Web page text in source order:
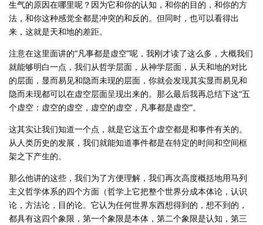
生气的原因在哪里呢？因为它和你的认知，和你的目的，和你的方
法，和你这种感觉全都是冲突的和反的。但同时，也可以看得出
来，这就是天和地的差距。
注意在这里面讲的“凡事都是虚空”呢，我刚才读了这么多，大概我们
就能够明白一点，我们从哲学层面，从神学层面，从天和地的对比
的层面，显而易见和隐而未现的层面，你就会发现其实显而易见和
隐而未现都可以在虚空层面呈现出来的。那么最后我再总结下这“五
个虚空：虚空的虚空，虚空的虚空，凡事都是虚空”。
这其实让我们知道一个点，就是它这五个虚空都是和事件有关的。
从人类历史的发展，我们就能知道事件都是在特定的时间和空间框
架之下产生的。
那么他讲的这些，我们为了方便理解，我们再次高度概括地用马列
主义哲学体系的四个方面（哲学上它把整个世界分成本体论，认识
论，方法论，目的论。它认为任何世界东西想得到的，想不到的，
都具有这四个象限，第一个象限是本体，第二个象限是认知，第三